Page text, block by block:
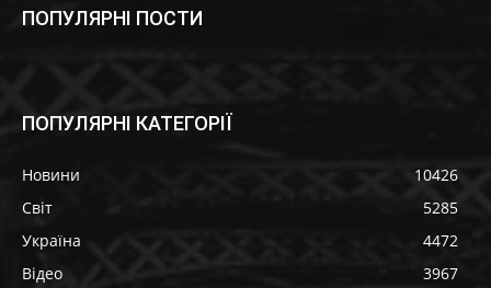
ПОПУЛЯРНІ ПОСТИ
ПОПУЛЯРНІ КАТЕГОРІЇ
Новини
10426
Світ
5285
Україна
4472
Відео
3967